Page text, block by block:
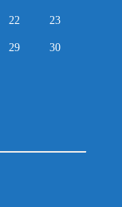
22 23
29 30